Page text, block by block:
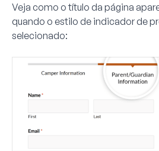
Veja como o título da página
quando o estilo de indicador de
selecionado: